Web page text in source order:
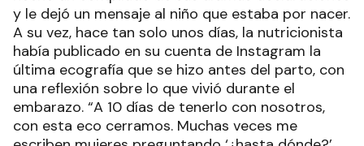
y le dejó un mensaje al niño que estaba por nacer.
A su vez, hace tan solo unos días, la nutricionista
había publicado en su cuenta de Instagram la
última ecografía que se hizo antes del parto, con
una reflexión sobre lo que vivió durante el
embarazo. “A 10 días de tenerlo con nosotros,
con esta eco cerramos. Muchas veces me